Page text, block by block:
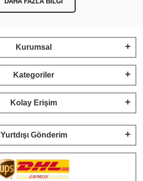
Kurumsal
Kategoriler
Kolay Erişim
Yurtdışı Gönderim